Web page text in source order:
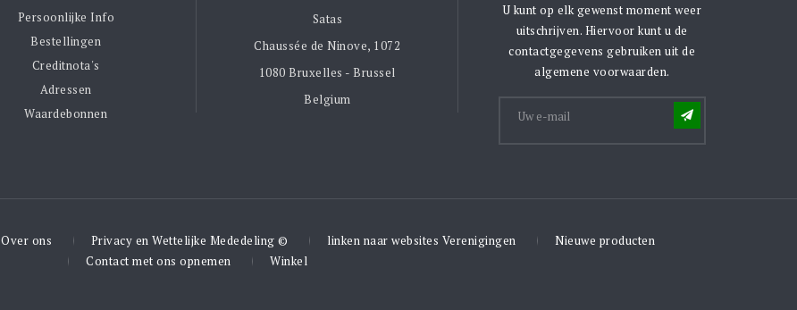
Persoonlijke Info
Bestellingen
Creditnota's
Adressen
Waardebonnen
Satas
Chaussée de Ninove, 1072
1080 Bruxelles - Brussel
Belgium
U kunt op elk gewenst moment weer
uitschrijven. Hiervoor kunt u de
contactgegevens gebruiken uit de
algemene voorwaarden.
Over ons Privacy en Wettelijke Mededeling © linken naar websites Verenigingen
Nieuwe producten
Contact met ons opnemen
Winkel